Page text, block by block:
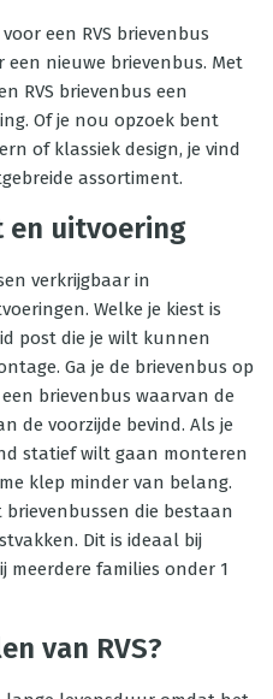
een RVS brievenbus
nieuwe brievenbus. Met
RVS brievenbus een
Of je nou opzoek bent
of klassiek design, je vind
assortiment.
en uitvoering
verkrijgbaar in
Welke je kiest is
post die je wilt kunnen
Ga je de brievenbus op
brievenbus waarvan de
de voorzijde bevind. Als je
statief wilt gaan monteren
klep minder van belang.
die bestaan
Dit is ideaal bij
families onder 1
van RVS?